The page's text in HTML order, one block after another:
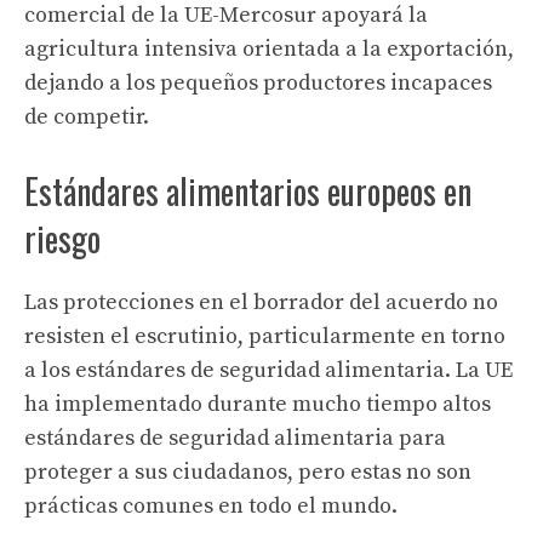
comercial de la UE-Mercosur apoyará la
agricultura intensiva orientada a la exportación,
dejando a los pequeños productores incapaces
de competir.
Estándares alimentarios europeos en
riesgo
Las protecciones en el borrador del acuerdo no
resisten el escrutinio, particularmente en torno
a los estándares de seguridad alimentaria. La UE
ha implementado durante mucho tiempo altos
estándares de seguridad alimentaria para
proteger a sus ciudadanos, pero estas no son
prácticas comunes en todo el mundo.